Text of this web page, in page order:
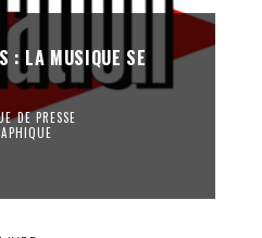
: LA MUSIQUE SE
DE PRESSE